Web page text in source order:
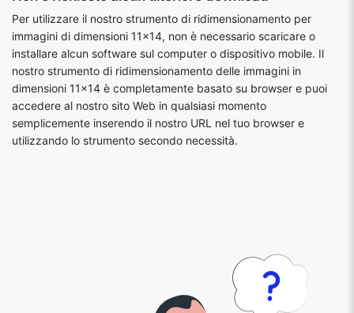
Per utilizzare il nostro strumento di ridimensionamento per
immagini di dimensioni 11x14, non è necessario scaricare o
installare alcun software sul computer o dispositivo mobile. Il
nostro strumento di ridimensionamento delle immagini in
dimensioni 11x14 è completamente basato su browser e puoi
accedere al nostro sito Web in qualsiasi momento
semplicemente inserendo il nostro URL nel tuo browser e
utilizzando lo strumento secondo necessità.